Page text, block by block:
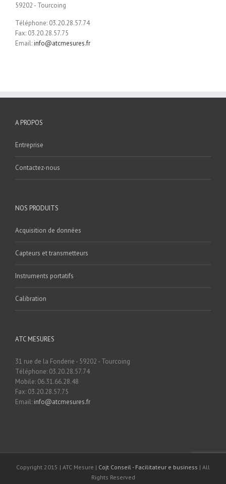
59202 - Tourcoing
Téléphone: 03.20.28.57.74
Fax: 03.20.28.57.75
Email:info@atcmesures.fr
A PROPOS
Entreprise
Contactez-nous
NOS PRODUITS
Acquisition de données
Capteurs et transmetteurs
Instruments portatifs
Calibration
ATC MESURES
31 rue de la Fonderie - 59202 - Tourcoing
Téléphone: 03.20.28.57.74
Mobile: 06.31.66.28.48
Fax: 03.20.28.57.75
Email: info@atcmesures.fr
Copyright 2015 | ATC Mesure | Cojt Conseil - Facilitateur e business | All
Rights Reserved